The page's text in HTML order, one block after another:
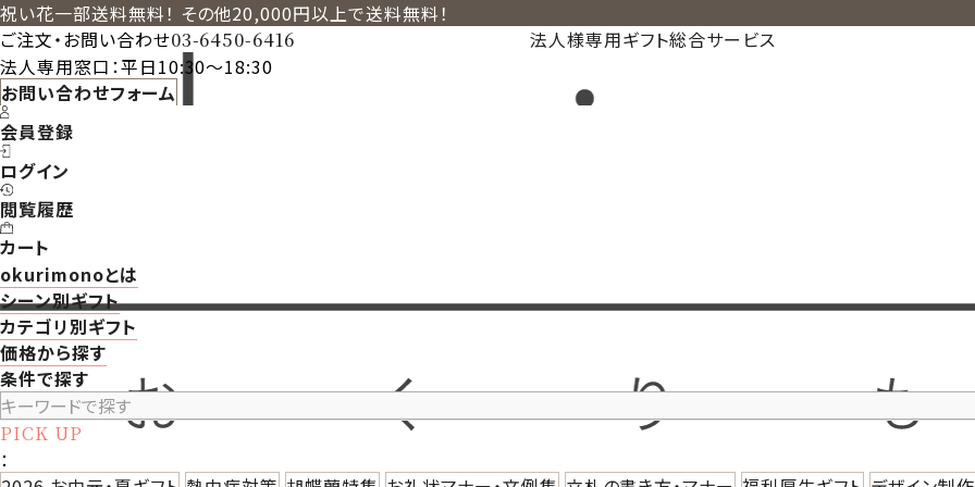
祝い花一部送料無料！ その他20,000円以上で送料無料！
法人様専用ギフト総合サービス
ご注文・お問い合わせ03-6450-6416
法人専用窓口：平日10:30～18:30
お問い合わせフォーム
会員登録
ログイン
閲覧履歴
カート
okurimonoとは
シーン別ギフト
カテゴリ別ギフト
価格から探す
条件で探す
PICK UP
：